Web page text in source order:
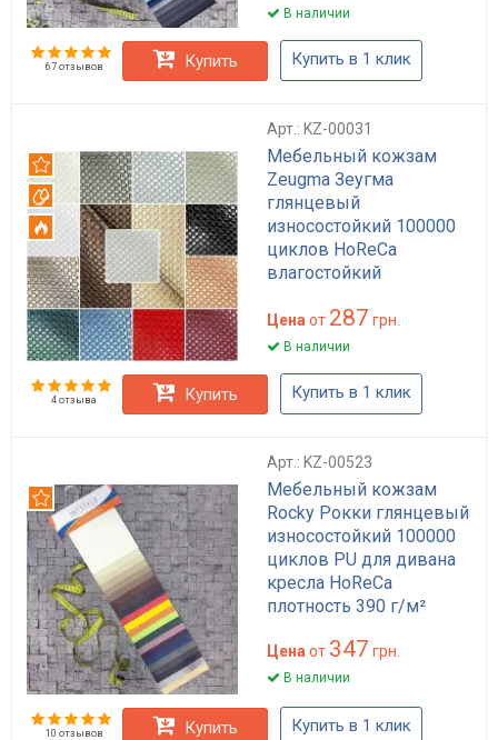
В наличии
67 отзывов Купить Купить в 1 клик
Арт.: KZ-00031
Мебельный кожзам
Zeugma Зеугма
глянцевый
износостойкий 100000
циклов HoReCa
влагостойкий
мебели и сумок черный
бежевый
Рекомендуем
Вотерпруф
Огнестойкий
Цена от 287 грн.
В наличии
4 отзыва Купить Купить в 1 клик
Арт.: KZ-00523
Мебельный кожзам
Rocky Рокки глянцевый
износостойкий 100000
циклов PU для дивана
кресла HoReCa
плотность 390 г/м²
Рекомендуем
Цена от 347 грн.
В наличии
10 отзывов Купить Купить в 1 клик